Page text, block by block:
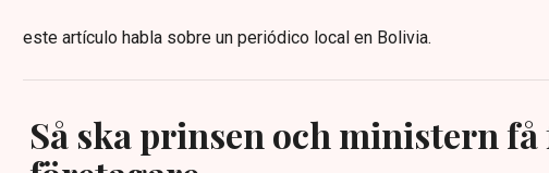
este artículo habla sobre un periódico local en Bolivia.
Så ska prinsen och ministern